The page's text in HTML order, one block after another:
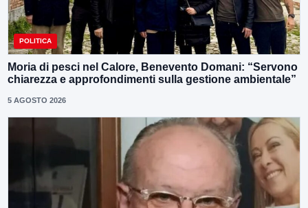
POLITICA
Moria di pesci nel Calore, Benevento Domani: “Servono
chiarezza e approfondimenti sulla gestione ambientale”
5 AGOSTO 2026